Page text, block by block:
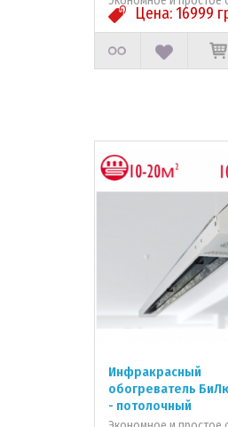
Цена: 16999
Инфракрасный
обогреватель
- потолочный